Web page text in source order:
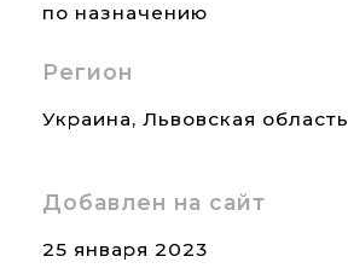
по назначению
Регион
Украина, Львовская область
Добавлен на сайт
25 января 2023